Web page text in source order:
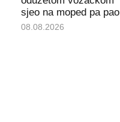
sjeo na moped pa pao
08.08.2026